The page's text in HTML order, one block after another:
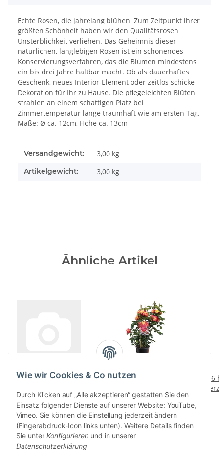
Echte Rosen, die jahrelang blühen. Zum Zeitpunkt ihrer
größten Schönheit haben wir den Qualitätsrosen
Unsterblichkeit verliehen. Das Geheimnis dieser
natürlichen, langlebigen Rosen ist ein schonendes
Konservierungsverfahren, das die Blumen mindestens
ein bis drei Jahre haltbar macht. Ob als dauerhaftes
Geschenk, neues Interior-Element oder zeitlos schicke
Dekoration für Ihr zu Hause. Die pflegeleichten Blüten
strahlen an einem schattigen Platz bei
Zimmertemperatur lange traumhaft wie am ersten Tag.
Maße: Ø ca. 12cm, Höhe ca. 13cm
Versandgewicht: 3,00 kg
Artikelgewicht: 3,00 kg
Ähnliche Artikel
Rose der Hoffnung
Beetrose Firebird
6
Wie wir Cookies & Co nutzen
Durch Klicken auf „Alle akzeptieren“ gestatten Sie den
Einsatz folgender Dienste auf unserer Website: YouTube,
Vimeo. Sie können die Einstellung jederzeit ändern
(Fingerabdruck-Icon links unten). Weitere Details finden
Sie unter Konfigurieren und in unserer
Datenschutzerklärung.